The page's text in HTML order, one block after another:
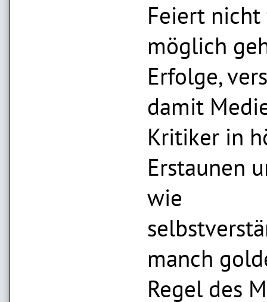
Feiert
möglich
Erfolge,
damit
Kritiker in
Erstaunen
wie
manch
Regel des